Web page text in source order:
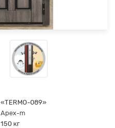
«TERMO-089»
Apex-m
150 кг